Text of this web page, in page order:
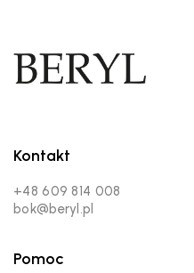
Kontakt
+48 609 814 008
bok@beryl.pl
Pomoc